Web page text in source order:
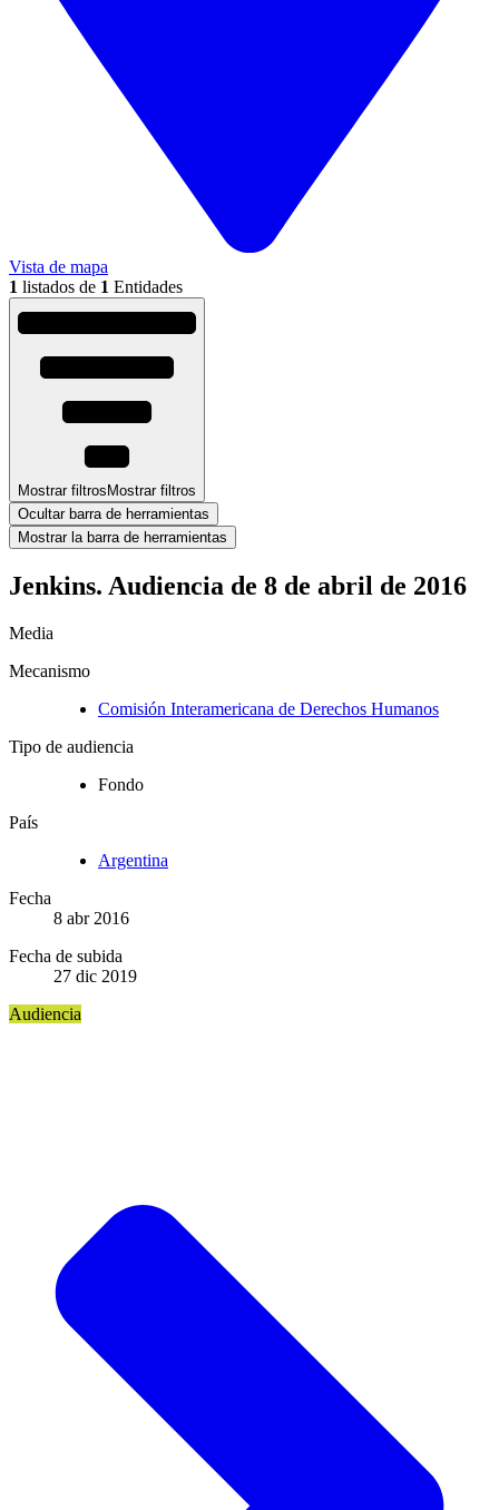
Vista de mapa
1 listados de 1 Entidades
Mostrar filtros Mostrar filtros
Ocultar barra de herramientas
Mostrar la barra de herramientas
Jenkins. Audiencia de 8 de abril de 2016
Media
Mecanismo
Comisión Interamericana de Derechos Humanos
Tipo de audiencia
Fondo
País
Argentina
Fecha
8 abr 2016
Fecha de subida
27 dic 2019
Audiencia